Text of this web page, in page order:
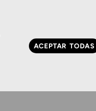
Contactología avanzada
ACEPTAR TODAS